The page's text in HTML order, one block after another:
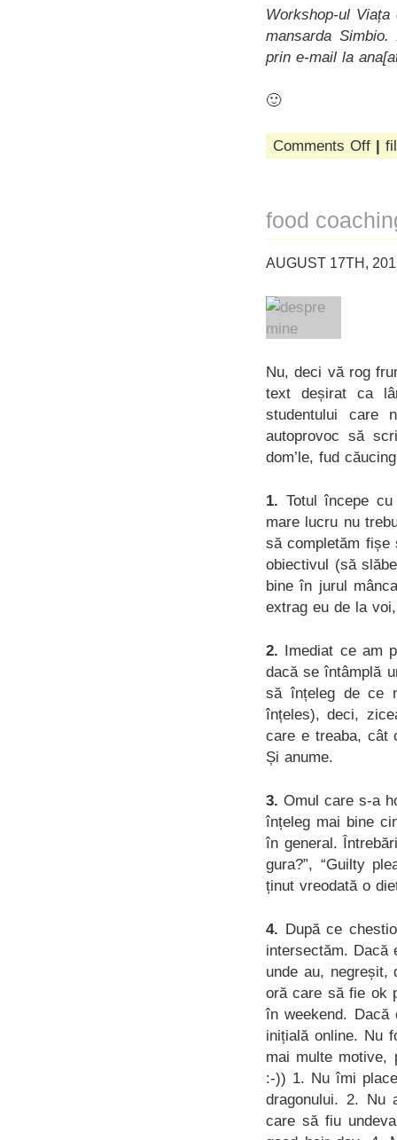
Workshop-ul
mansarda
prin e-mail la
🙂
Comments Offon
viața
|
food
AUGUST 17TH,
Nu, deci vă rog
text deșirat ca
studentului
autoprovoc să
dom’le, fud
1. Totul începe
mare lucru nu
să completăm
obiectivul (să
bine în jurul
extrag eu de la voi,
2. Imediat ce am
dacă se întâmplă
să înțeleg de ce
înțeles), deci,
care e treaba, cât
Și anume.
3. Omul care s-a
înțeleg mai bine
în general.
gura?”, “Guilty
ținut vreodată o
4. După ce
intersectăm. Dacă
unde au,
oră care să fie ok
în weekend. Dacă
inițială online. Nu
mai multe
:-)) 1. Nu îmi
dragonului. 2. Nu
care să fiu